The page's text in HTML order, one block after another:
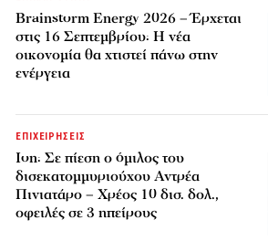
Brainstorm Energy 2026 – Έρχεται
στις 16 Σεπτεμβρίου: Η νέα
οικονομία θα χτιστεί πάνω στην
ενέργεια
ΕΠΙΧΕΙΡΗΣΕΙΣ
Ion: Σε πίεση ο όμιλος του
δισεκατομμυριούχου Αντρέα
Πινιατάρο – Χρέος 10 δισ. δολ.,
οφειλές σε 3 ηπείρους